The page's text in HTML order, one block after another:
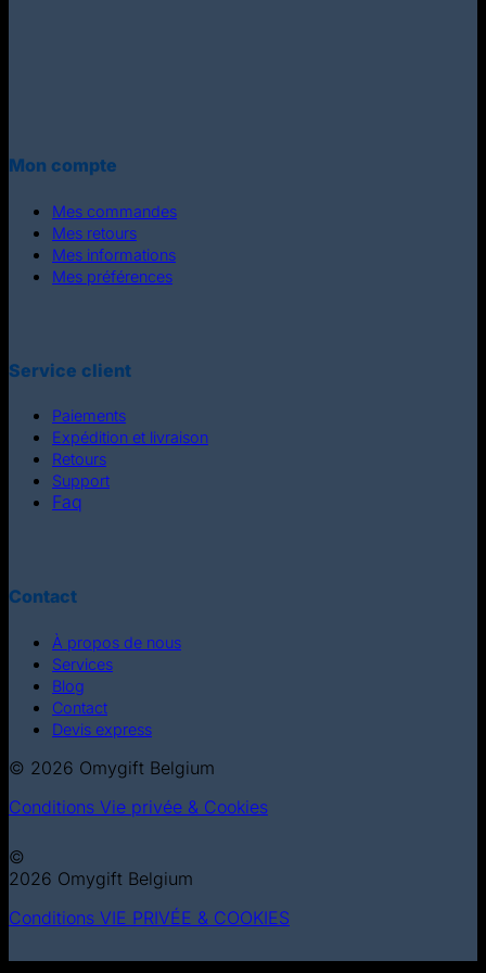
Mon compte
Mes commandes
Mes retours
Mes informations
Mes préférences
Service client
Paiements
Expédition et livraison
Retours
Support
Faq
Contact
À propos de nous
Services
Blog
Contact
Devis express
© 2026 Omygift Belgium
Conditions Vie privée & Cookies
©
2026 Omygift Belgium
Conditions VIE PRIVÉE & COOKIES